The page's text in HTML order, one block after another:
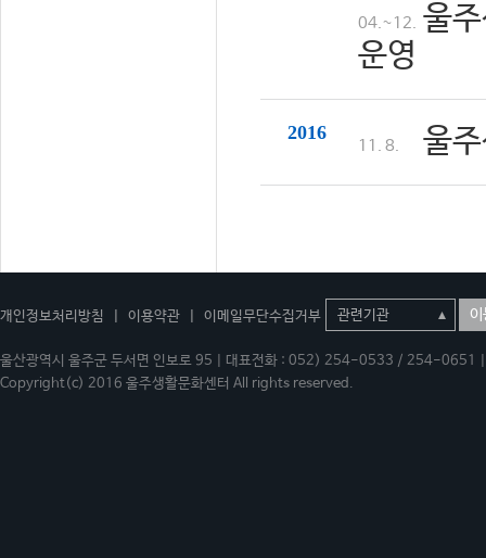
04.~12. 울
운영
2016
11. 8. 울
개인정보처리방침 이용약관 이메일무단수집거부 이
울산광역시 울주군 두서면 인보로 95 | 대표전화 : 052) 254-0533 / 254-
Copyright(c) 2016 울주생활문화센터 All rights reserved.